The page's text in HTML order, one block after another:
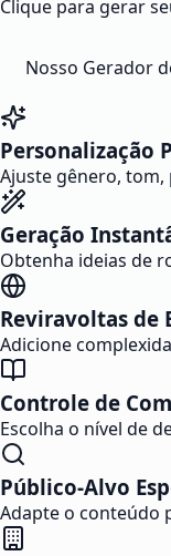
Clique para gerar
Nosso Gerador
Personalização
Ajuste gênero, tom,
Geração
Obtenha ideias de
Reviravoltas de
Adicione
Controle de
Escolha o nível de
Público-Alvo
Adapte o conteúdo